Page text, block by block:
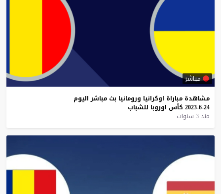
مباشر
مشاهدة مباراة اوكرانيا ورومانيا بث مباشر اليوم
24-6-2023
كأس اوروبا للشباب
منذ 3 سنوات